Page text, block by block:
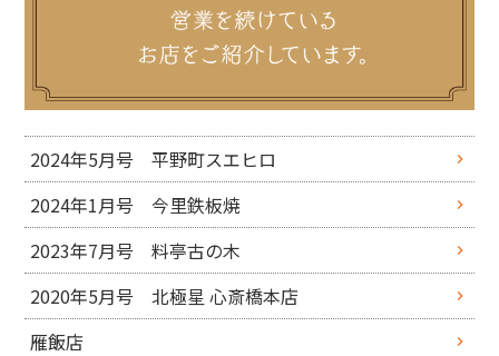
2024年5月号 平野町スエヒロ
2024年1月号 今里鉄板焼
2023年7月号 料亭古の木
2020年5月号 北極星 心斎橋本店
雁飯店